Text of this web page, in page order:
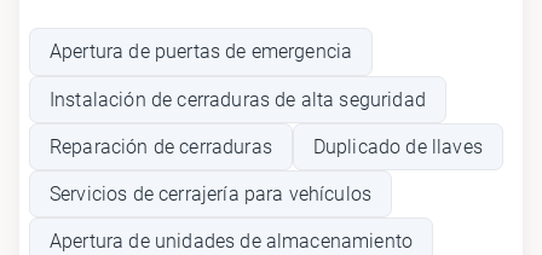
Apertura de puertas de emergencia
Instalación de cerraduras de alta seguridad
Reparación de cerraduras Duplicado de llaves
Servicios de cerrajería para vehículos
Apertura de unidades de almacenamiento